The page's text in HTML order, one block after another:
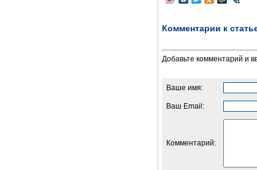
Комментарии к
Добавьте комментарий и
Ваше имя:
Ваш Email:
Комментарий: